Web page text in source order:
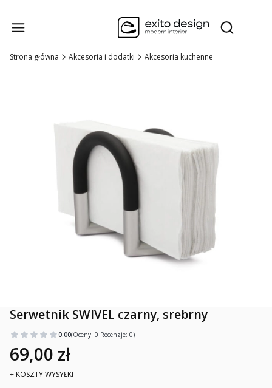
Otwórz
Strona główna Akcesoria i dodatki Akcesoria kuchenne
Serwetnik SWIVEL czarny, srebrny
0.00(Oceny: 0 Recenzje: 0)
69,00 zł
+ KOSZTY WYSYŁKI